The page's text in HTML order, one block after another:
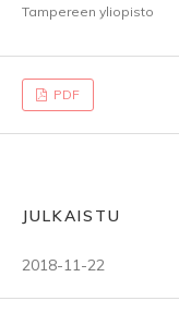
Tampereen yliopisto
PDF
JULKAISTU
2018-11-22